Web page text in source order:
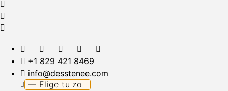
+1 829 421 8469
info@desstenee.com